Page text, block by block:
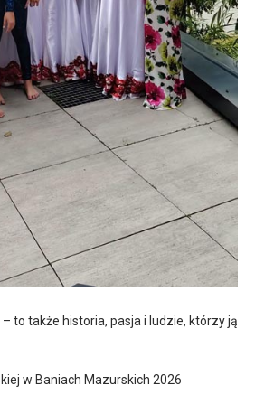
to także historia, pasja i ludzie, którzy ją
w Baniach Mazurskich 2026